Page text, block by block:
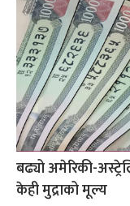
बढ्यो अमेरिकी-
केही मुद्राको मूल्य